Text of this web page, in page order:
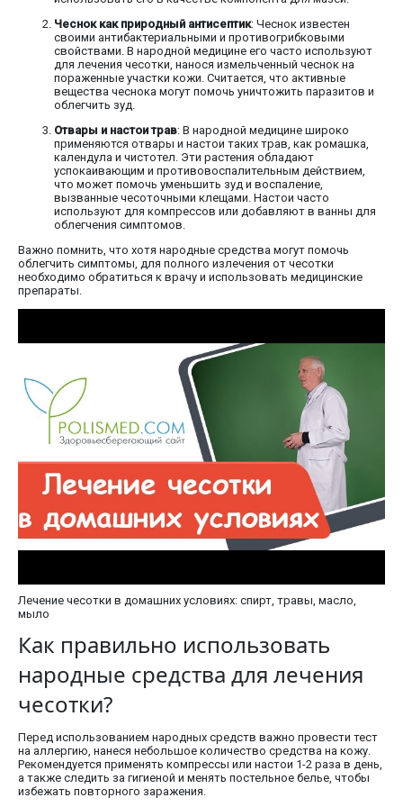
Чеснок как природный антисептик: Чеснок известен
своими антибактериальными и противогрибковыми
свойствами. В народной медицине его часто используют
для лечения чесотки, нанося измельченный чеснок на
пораженные участки кожи. Считается, что активные
вещества чеснока могут помочь уничтожить паразитов и
облегчить зуд.
Отвары и настои трав: В народной медицине широко
применяются отвары и настои таких трав, как ромашка,
календула и чистотел. Эти растения обладают
успокаивающим и противовоспалительным действием,
что может помочь уменьшить зуд и воспаление,
вызванные чесоточными клещами. Настои часто
используют для компрессов или добавляют в ванны для
облегчения симптомов.
Важно помнить, что хотя народные средства могут помочь
облегчить симптомы, для полного излечения от чесотки
необходимо обратиться к врачу и использовать медицинские
препараты.
Лечение чесотки в домашних условиях: спирт, травы, масло,
мыло
Как правильно использовать
народные средства для лечения
чесотки?
Перед использованием народных средств важно провести тест
на аллергию, нанеся небольшое количество средства на кожу.
Рекомендуется применять компрессы или настои 1-2 раза в день,
а также следить за гигиеной и менять постельное белье, чтобы
избежать повторного заражения.